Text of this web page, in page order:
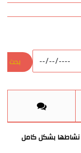
نشاطها بشكل كامل